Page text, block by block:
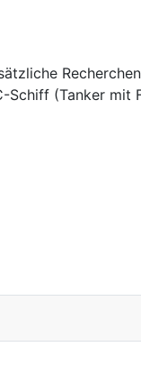
Schiff (Tanker mit